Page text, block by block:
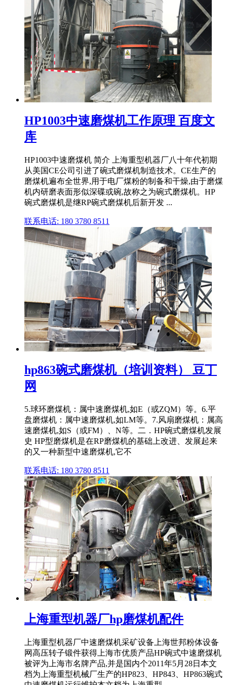
HP1003中速磨煤机工作原理 百度文
库
HP1003中速磨煤机 简介 上海重型机器厂八十年代初期
从美国CE公司引进了碗式磨煤机制造技术。CE生产的
磨煤机遍布全世界,用于电厂煤粉的制备和干燥,由于磨煤
机内研磨表面形似深碟或碗,故称之为碗式磨煤机。HP
碗式磨煤机是继RP碗式磨煤机后新开发 ...
联系电话: 180 3780 8511
hp863碗式磨煤机（培训资料） 豆丁
网
5.球环磨煤机：属中速磨煤机,如E（或ZQM）等。6.平
盘磨煤机：属中速磨煤机,如LM等。7.风扇磨煤机：属高
速磨煤机,如S（或FM）、N等。二．HP碗式磨煤机发展
史 HP型磨煤机是在RP磨煤机的基础上改进、发展起来
的又一种新型中速磨煤机,它不
联系电话: 180 3780 8511
上海重型机器厂hp磨煤机配件
上海重型机器厂中速磨煤机采矿设备上海世邦粉体设备
网高压转子锻件获得上海市优质产品HP碗式中速磨煤机
被评为上海市名牌产品,并是国内个2011年5月28日本文
档为上海重型机械厂生产的HP823、HP843、HP863碗式